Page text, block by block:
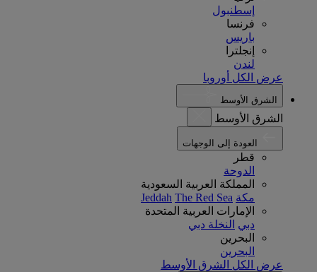
إسطنبول
فرنسا
باريس
إنجلترا
لندن
عرض الكل أوروبا
الشرق الأوسط
الشرق الأوسط
قطر
الدوحة
المملكة العربية السعودية
مكة
Jeddah The Red Sea
الإمارات العربية المتحدة
دبي النخلة دبي
البحرين
البحرين
عرض الكل الشرق الأوسط